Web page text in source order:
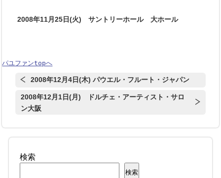
2008年11月25日(火) サントリーホール 大ホール
パユファンtopへ
2008年12月4日(木) パウエル・フルート・ジャパン
2008年12月1日(月) ドルチェ・アーティスト・サロ
ン大阪
検索
検索